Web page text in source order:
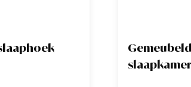
slaapkamer